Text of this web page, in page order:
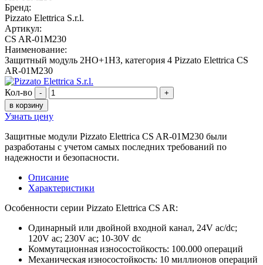
Бренд:
Pizzato Elettrica S.r.l.
Артикул:
CS AR-01M230
Наименование:
Защитный модуль 2НО+1НЗ, категория 4 Pizzato Elettrica CS
AR-01M230
Кол-во -
+
в корзину
Узнать цену
Защитные модули Pizzato Elettrica CS AR-01M230 были
разработаны с учетом самых последних требований по
надежности и безопасности.
Описание
Характеристики
Особенности серии Pizzato Elettrica CS AR:
Одинарный или двойной входной канал, 24V ac/dc;
120V ac; 230V ac; 10-30V dc
Коммутационная износостойкость: 100.000 операций
Механическая износостойкость: 10 миллионов операций